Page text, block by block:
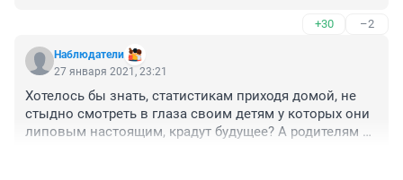
вдруг опять заплачет. Ну, или рэп зачитает о трудной
жизни губернатора и сити-менеджера
+30 –2
Наблюдатели
27 января 2021, 23:21
Хотелось бы знать, статистикам приходя домой, не
стыдно смотреть в глаза своим детям у которых они
липовым настоящим, крадут будущее? А родителям и